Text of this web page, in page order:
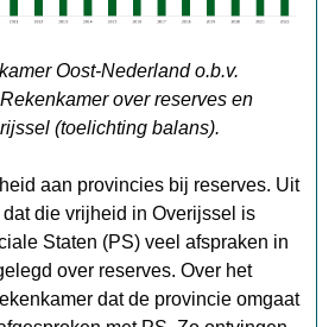
Oost-Nederland o.b.v.
over reserves en
(toelichting balans).
aan provincies bij reserves. Uit
die vrijheid in Overijssel is
Staten (PS) veel afspraken in
over reserves. Over het
dat de provincie omgaat